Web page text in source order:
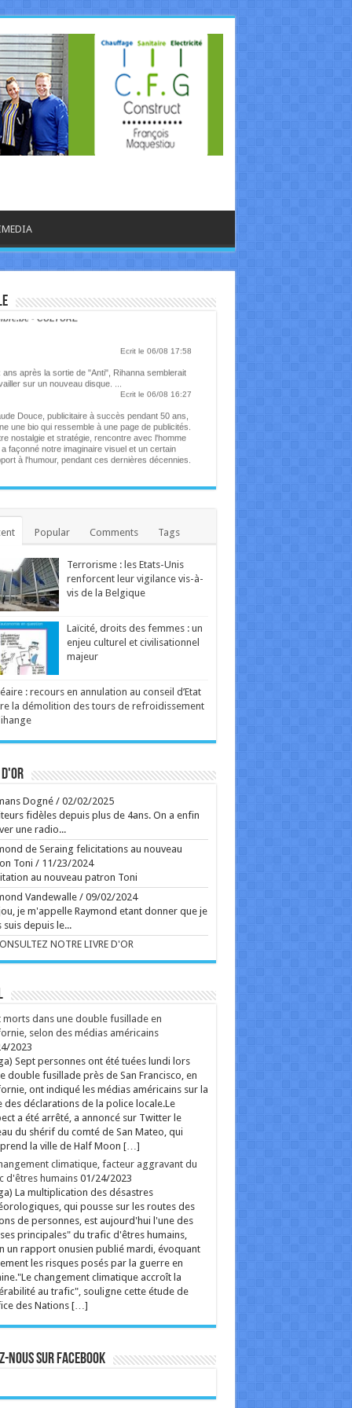
- CULTURE
sur un nouveau disque. ...
une bio qui ressemble à une page de publicités.
nostalgie et stratégie, rencontre avec l'homme
a façonné notre imaginaire visuel et un certain
à l'humour, pendant ces dernières décennies.
des incendies en France
Le Nôtre, le seul devant qui s'inclinait Louis XIV
en chef de Versailles depuis cinquante ans,
Ecrit le 06/08 12:25
the Place of Ghosts" : comment affronter les
de son enfance ?
envoûtant explore le trauma de deux frères
que les traditions de leur peuple autochtone de
du Canada. Ce mercredi sur grand écran. ...
Ecrit le 06/08 10:58
d'Allemagne, un drame qui étudie les rapports
enfants par le prisme du fantastique. À voir
sur grand écran. ...
à Venise l'année dernière, un drame familial
sur la réaction d'un couple face à
À voir dès ce mercredi sur grand écran.
Ecrit le 05/08 09:42
V2 Scriptrss
Popular Comments Tags
Terrorisme : les Etats-Unis
renforcent leur vigilance vis-à-
vis de la Belgique
Laïcité, droits des femmes : un
enjeu culturel et civilisationnel
majeur
: recours en annulation au conseil d’Etat
la démolition des tours de refroidissement
Dogné/ 02/02/2025
fidèles depuis plus de 4ans. On a enfin
une radio...
de Seraing felicitations au nouveau
Toni / 11/23/2024
au nouveau patron Toni
Vandewalle/ 09/02/2024
je m'appelle Raymond etant donner que je
suis depuis le...
NOTRE LIVRE D'OR
morts dans une double fusillade en
selon des médias américains
2023
Sept personnes ont été tuées lundi lors
double fusillade près de San Francisco, en
ont indiqué les médias américains sur la
des déclarations de la police locale.Le
a été arrêté, a annoncé sur Twitter le
du shérif du comté de San Mateo, qui
la ville de Half Moon […]
climatique, facteur aggravant du
d'êtres humains 01/24/2023
La multiplication des désastres
qui pousse sur les routes des
de personnes, est aujourd'hui l'une des
principales" du trafic d'êtres humains,
un rapport onusien publié mardi, évoquant
les risques posés par la guerre en
changement climatique accroît la
au trafic", souligne cette étude de
des Nations […]
nous sur Facebook